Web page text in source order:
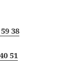
38
51